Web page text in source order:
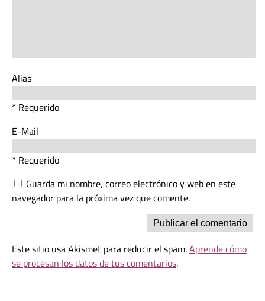
Alias
* Requerido
E-Mail
* Requerido
Guarda mi nombre, correo electrónico y web en este
navegador para la próxima vez que comente.
Este sitio usa Akismet para reducir el spam.Aprende cómo
se procesan los datos de tus comentarios.